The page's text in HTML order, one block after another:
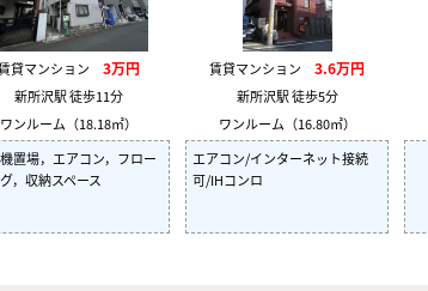
貸マンション 3万円
新所沢駅 徒歩11分
ワンルーム（18.18㎡）
置場，エアコン，フロー
，収納スペース
賃貸マンション 3.6万円
新所沢駅 徒歩5分
ワンルーム（16.80㎡）
エアコン/インターネット接続
可/IHコンロ